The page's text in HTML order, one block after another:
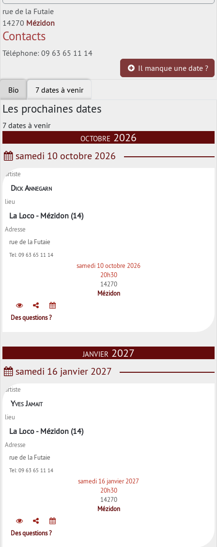
rue de la Futaie
14270 Mézidon
Contacts
Téléphone: 09 63 65 11 14
Il manque une date ?
Bio 7 dates à venir
Les prochaines dates
7 dates à venir
octobre 2026
samedi 10 octobre 2026
artiste
Dick Annegarn
lieu
La Loco - Mézidon (14)
Adresse
rue de la Futaie
Tel: 09 63 65 11 14
samedi 10 octobre 2026
20h30
14270
Mézidon
Des questions ?
janvier 2027
samedi 16 janvier 2027
artiste
Yves Jamait
lieu
La Loco - Mézidon (14)
Adresse
rue de la Futaie
Tel: 09 63 65 11 14
samedi 16 janvier 2027
20h30
14270
Mézidon
Des questions ?